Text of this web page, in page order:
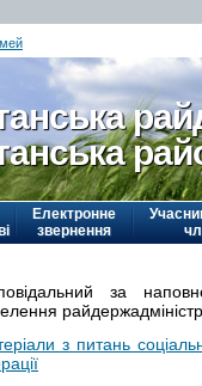
Електронне
звернення
за
з питань